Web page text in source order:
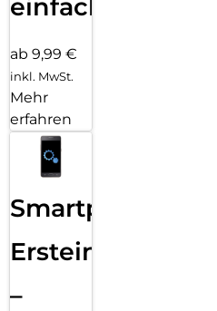
einfach
ab 9,99 €
inkl. MwSt.
Mehr
erfahren
Smartphone
Ersteinrichtung
–